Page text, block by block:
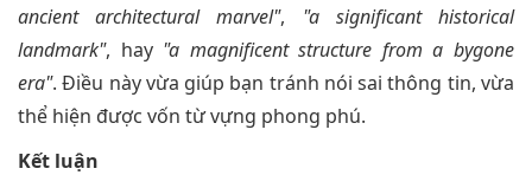
ancient architectural marvel", "a significant historical
landmark", hay "a magnificent structure from a bygone
era". Điều này vừa giúp bạn tránh nói sai thông tin, vừa
thể hiện được vốn từ vựng phong phú.
Kết luận